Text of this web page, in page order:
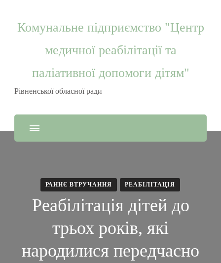
Комунальне підприємство "Центр
медичної реабілітації та
паліативної допомоги дітям"
Рівненської обласної ради
РАННЄ ВТРУЧАННЯ РЕАБІЛІТАЦІЯ
Реабілітація дітей до
трьох років, які
народилися передчасно